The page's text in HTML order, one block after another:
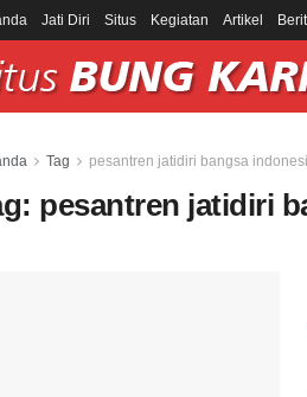
Jati Diri Situs Kegiatan Artikel
Tag pesantren jatidiri bangsa
pesantren jatidiri